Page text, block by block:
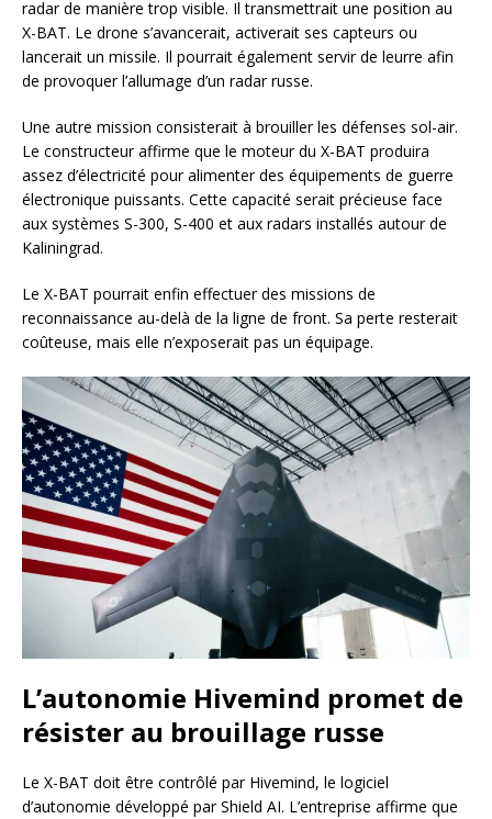
radar de manière trop visible. Il transmettrait une position au
X-BAT. Le drone s’avancerait, activerait ses capteurs ou
lancerait un missile. Il pourrait également servir de leurre afin
de provoquer l’allumage d’un radar russe.
Une autre mission consisterait à brouiller les défenses sol-air.
Le constructeur affirme que le moteur du X-BAT produira
assez d’électricité pour alimenter des équipements de guerre
électronique puissants. Cette capacité serait précieuse face
aux systèmes S-300, S-400 et aux radars installés autour de
Kaliningrad.
Le X-BAT pourrait enfin effectuer des missions de
reconnaissance au-delà de la ligne de front. Sa perte resterait
coûteuse, mais elle n’exposerait pas un équipage.
L’autonomie Hivemind promet de
résister au brouillage russe
Le X-BAT doit être contrôlé par Hivemind, le logiciel
d’autonomie développé par Shield AI. L’entreprise affirme que